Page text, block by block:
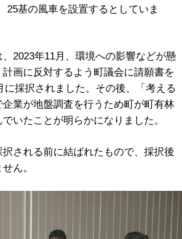
25基の風車を設置するとしていま
2023年11月、環境への影響などが懸
画に反対するよう町議会に請願書を
に採択されました。その後、「考える
業が地盤調査を行うため町が町有林
いたことが明らかになりました。
される前に結ばれたもので、採択後
ん。